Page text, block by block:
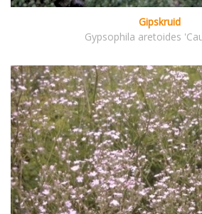
Gipskruid
Gypsophila aretoides